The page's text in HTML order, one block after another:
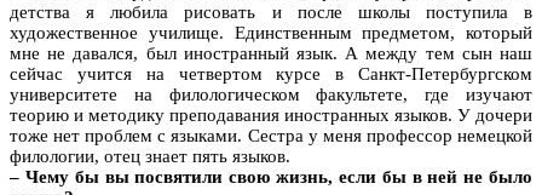
детства я любила рисовать и после школы поступила в
художественное училище. Единственным предметом, который
мне не давался, был иностранный язык. А между тем сын наш
сейчас учится на четвертом курсе в Санкт-Петербургском
университете на филологическом факультете, где изучают
теорию и методику преподавания иностранных языков. У дочери
тоже нет проблем с языками. Сестра у меня профессор немецкой
филологии, отец знает пять языков.
– Чему бы вы посвятили свою жизнь, если бы в ней не было